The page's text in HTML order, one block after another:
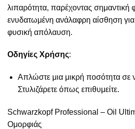
λιπαρότητα, παρέχοντας σημαντική
ενυδατωμένη ανάλαφρη αίσθηση
φυσική απόλαυση.
Οδηγίες Χρήσης:
Απλώστε μια μικρή ποσότητα σε
Στυλιζάρετε όπως επιθυμείτε.
Schwarzkopf Professional – Oil
Ομορφιάς